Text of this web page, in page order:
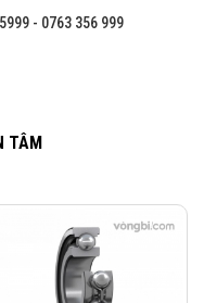
- 0763 356 999
TÂM